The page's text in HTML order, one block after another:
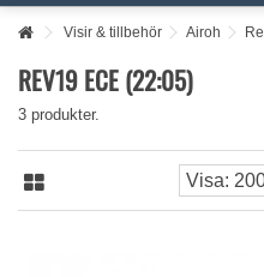
Visir & tillbehör Airoh
REV19 ECE (22:05)
3 produkter.